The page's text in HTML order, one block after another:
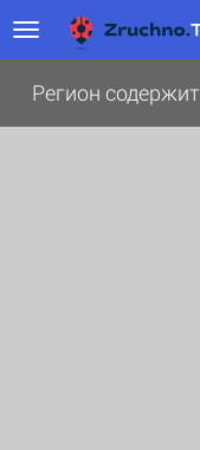
Регион содержит